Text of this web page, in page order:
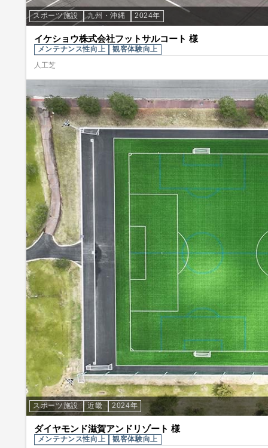
スポーツ施設 九州・沖縄 2024年
イケショウ株式会社フットサルコート 様
メンテナンス性向上
観客体験向上
人工芝
スポーツ施設 近畿 2024年
ダイヤモンド滋賀アンドリゾート 様
メンテナンス性向上 観客体験向上